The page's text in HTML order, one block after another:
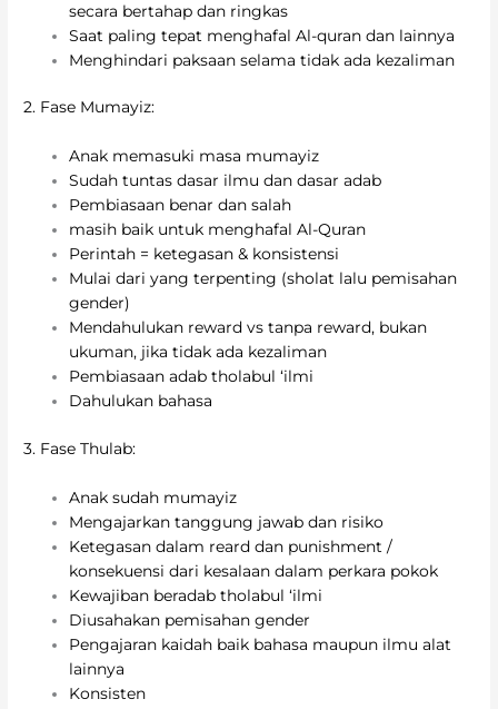
secara bertahap dan ringkas
Saat paling tepat menghafal Al-quran dan lainnya
Menghindari paksaan selama tidak ada kezaliman
2. Fase Mumayiz:
Anak memasuki masa mumayiz
Sudah tuntas dasar ilmu dan dasar adab
Pembiasaan benar dan salah
masih baik untuk menghafal Al-Quran
Perintah = ketegasan & konsistensi
Mulai dari yang terpenting (sholat lalu pemisahan
gender)
Mendahulukan reward vs tanpa reward, bukan
ukuman, jika tidak ada kezaliman
Pembiasaan adab tholabul ‘ilmi
Dahulukan bahasa
3. Fase Thulab:
Anak sudah mumayiz
Mengajarkan tanggung jawab dan risiko
Ketegasan dalam reard dan punishment /
konsekuensi dari kesalaan dalam perkara pokok
Kewajiban beradab tholabul ‘ilmi
Diusahakan pemisahan gender
Pengajaran kaidah baik bahasa maupun ilmu alat
lainnya
Konsisten